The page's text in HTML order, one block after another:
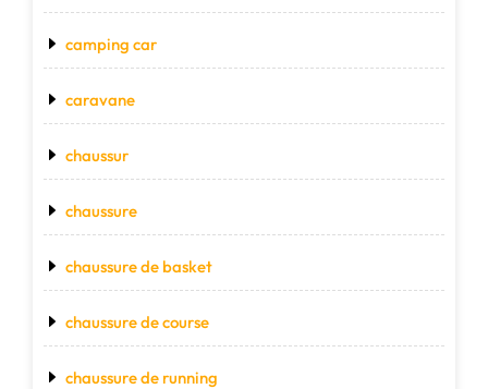
camping car
caravane
chaussur
chaussure
chaussure de basket
chaussure de course
chaussure de running